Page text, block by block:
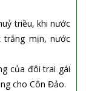
triều, khi nước
trắng mịn, nước
của đôi trai gái
cho Côn Đảo.